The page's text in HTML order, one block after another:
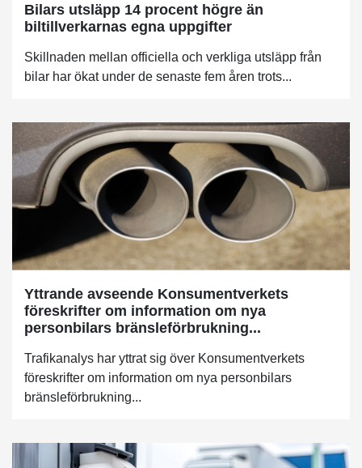
Bilars utsläpp 14 procent högre än
biltillverkarnas egna uppgifter
Skillnaden mellan officiella och verkliga utsläpp från
bilar har ökat under de senaste fem åren trots...
Yttrande avseende Konsumentverkets
föreskrifter om information om nya
personbilars bränsleförbrukning...
Trafikanalys har yttrat sig över Konsumentverkets
föreskrifter om information om nya personbilars
bränsleförbrukning...